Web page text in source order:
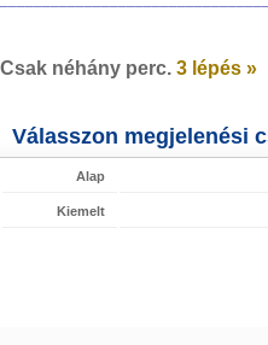
Csak néhány perc. 3 lépés »
Válasszon megjelenési
Alap
Kiemelt